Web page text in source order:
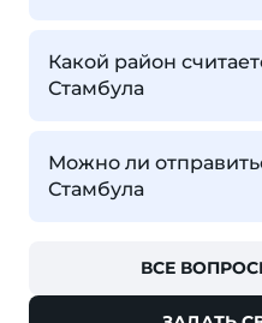
Какой район
Стамбула
Можно ли
Стамбула
ВСЕ